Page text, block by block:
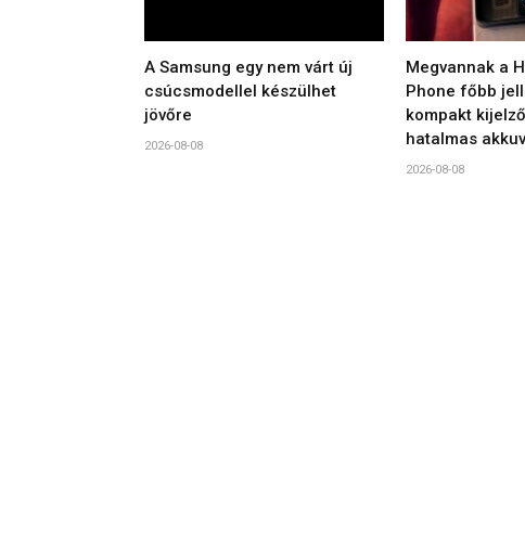
A Samsung egy nem várt új
csúcsmodellel készülhet
jövőre
2026-08-08
Megvannak a
Phone főbb
kompakt
hatalmas
2026-08-08